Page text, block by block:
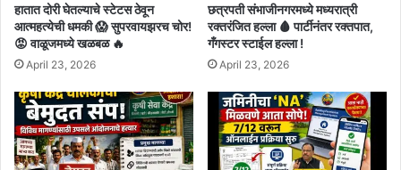
हातात दोरी घेतल्याचे स्टेटस ठेवून
आत्महत्येची धमकी 😱 सुपरवायझरच चोर!
😡 वाळूजमध्ये खळबळ 🔥
April 23, 2026
छत्रपती संभाजीनगरमध्ये मध्यरात्री
रक्तरंजित हल्ला 🩸 पार्टीनंतर रक्तपात,
गँगस्टर स्टाईल हल्ला !
April 23, 2026